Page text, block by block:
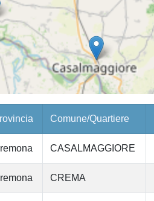
Comune/Quartiere
CASALMAGGIORE
CREMA